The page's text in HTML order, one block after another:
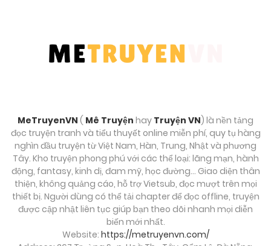
Chương 17
Tháng 9 8, 2025
Chương 15
Tháng 9 8, 2025
Chương 14
MeTruyenVN ( Mê Truyện hay Truyện VN) là nền tảng
đọc truyện tranh và tiểu thuyết online miễn phí, quy tụ hàng
nghìn đầu truyện từ Việt Nam, Hàn, Trung, Nhật và phương
Tây. Kho truyện phong phú với các thể loại: lãng mạn, hành
động, fantasy, kinh dị, đam mỹ, học đường… Giao diện thân
thiện, không quảng cáo, hỗ trợ Vietsub, đọc mượt trên mọi
thiết bị. Người dùng có thể tải chapter để đọc offline, truyện
được cập nhật liên tục giúp bạn theo dõi nhanh mọi diễn
biến mới nhất.
Website: https://metruyenvn.com/